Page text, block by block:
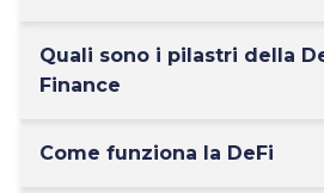
Quali sono i pilastri della
Finance
Come funziona la DeFi